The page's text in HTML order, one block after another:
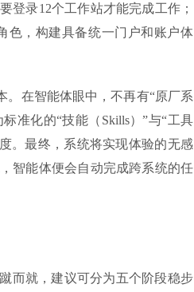
登录12个工作站才能完成工作；
色，构建具备统一门户和账户体
。在智能体眼中，不再有“原厂系
准化的“技能（Skills）”与“工具
。最终，系统将实现体验的无感
智能体便会自动完成跨系统的任
而就，建议可分为五个阶段稳步